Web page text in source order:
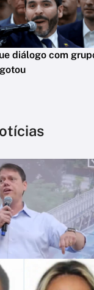
diálogo com